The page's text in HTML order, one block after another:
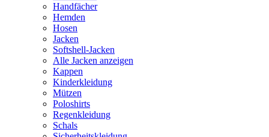
Handfächer
Hemden
Hosen
Jacken
Softshell-Jacken
Alle Jacken anzeigen
Kappen
Kinderkleidung
Mützen
Poloshirts
Regenkleidung
Schals